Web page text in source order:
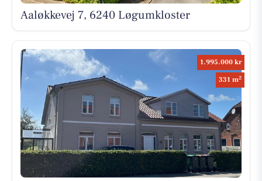
Aaløkkevej 7, 6240 Løgumkloster
1.995.000 kr
331 m2